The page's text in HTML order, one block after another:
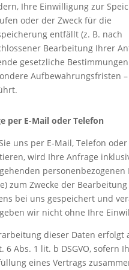
Ihre Einwilligung zur
oder der Zweck für die
entfällt (z. B. nach
Bearbeitung Ihrer
gesetzliche
Aufbewahrungsfristen
per E-Mail oder Telefon
uns per E-Mail, Telefon
wird Ihre Anfrage
personenbezogenen
zum Zwecke der
bei uns gespeichert und
wir nicht ohne Ihre
dieser Daten erfolgt
6 Abs. 1 lit. b DSGVO, sofern
eines Vertrags